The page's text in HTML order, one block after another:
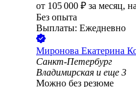
от 105 000 ₽ за месяц,
Без опыта
Выплаты: Ежедневно
Миронова Екатерина
Санкт-Петербург
Владимирская и еще 3
Можно без резюме